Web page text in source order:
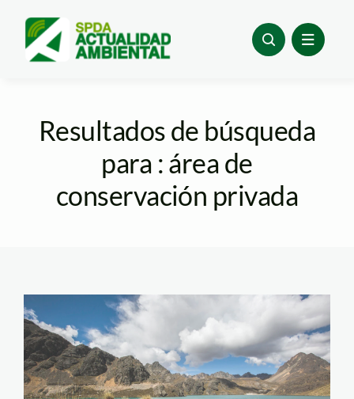
content
Resultados de búsqueda
para : área de
conservación privada
bofedal—carampoma
—spda